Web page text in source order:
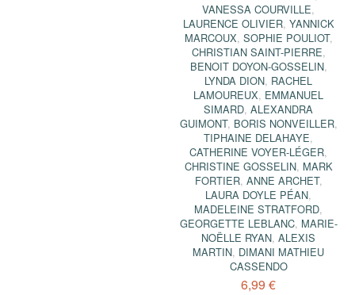
VANESSA COURVILLE,
LAURENCE OLIVIER, YANNICK
MARCOUX, SOPHIE POULIOT,
CHRISTIAN SAINT-PIERRE,
BENOIT DOYON-GOSSELIN,
LYNDA DION, RACHEL
LAMOUREUX, EMMANUEL
SIMARD,ALEXANDRA
GUIMONT, BORIS NONVEILLER,
TIPHAINE DELAHAYE,
CATHERINE VOYER-LÉGER,
CHRISTINE GOSSELIN, MARK
FORTIER, ANNE ARCHET,
LAURA DOYLE PÉAN,
MADELEINE STRATFORD,
GEORGETTE LEBLANC, MARIE-
NOËLLE RYAN,ALEXIS
MARTIN, DIMANI MATHIEU
CASSENDO
6,99 €